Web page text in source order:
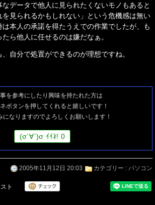
なデータで他人に見られたくないモノもあると
見られるかもしれない」という危機感は無い
本人の承諾を得たうえでの作業でしたが、も
ら他人に任せるのは嫌だなぁ。
自分で処置ができるのが理想ですね。
を参考にしたり興味を持たれた方は
ボタンを押してくれると嬉しいです！
になりますのでよろしくお願いします！
(σ´∀`)σ ｲｲﾈ! 0
2005年11月12日 20:03 カテゴリー : パソコン